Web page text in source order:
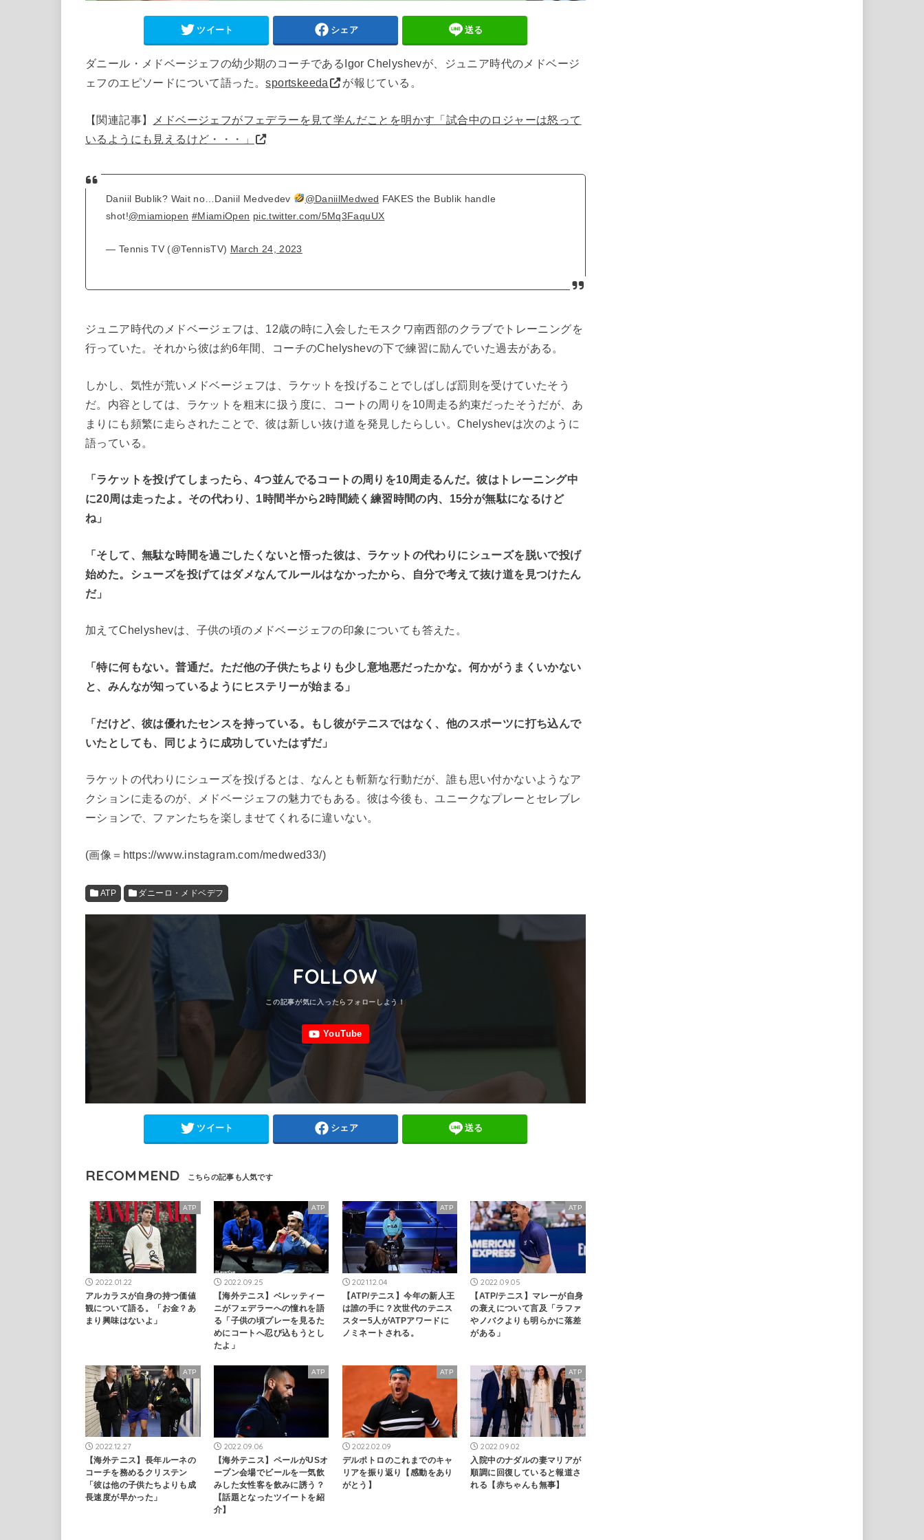
ツイート シェア 送る
ダニール・メドベージェフの幼少期のコーチであるIgor Chelyshevが、ジュニア時代のメドベージ
ェフのエピソードについて語った。sportskeeda が報じている。
【関連記事】
メドベージェフがフェデラーを見て学んだことを明かす「試合中のロジャーは怒って
いるようにも見えるけど・・・」
Daniil Bublik? Wait no…Daniil Medvedev @DaniilMedwed FAKES the Bublik handle
shot!@miamiopen #MiamiOpen pic.twitter.com/5Mq3FaquUX
— Tennis TV (@TennisTV) March 24, 2023
ジュニア時代のメドベージェフは、12歳の時に入会したモスクワ南西部のクラブでトレーニングを
行っていた。それから彼は約6年間、コーチのChelyshevの下で練習に励んでいた過去がある。
しかし、気性が荒いメドベージェフは、ラケットを投げることでしばしば罰則を受けていたそう
だ。内容としては、ラケットを粗末に扱う度に、コートの周りを10周走る約束だったそうだが、あ
まりにも頻繁に走らされたことで、彼は新しい抜け道を発見したらしい。Chelyshevは次のように
語っている。
「ラケットを投げてしまったら、4つ並んでるコートの周りを10周走るんだ。彼はトレーニング中
に20周は走ったよ。その代わり、1時間半から2時間続く練習時間の内、15分が無駄になるけど
ね」
「そして、無駄な時間を過ごしたくないと悟った彼は、ラケットの代わりにシューズを脱いで投げ
始めた。シューズを投げてはダメなんてルールはなかったから、自分で考えて抜け道を見つけたん
だ」
加えてChelyshevは、子供の頃のメドベージェフの印象についても答えた。
「特に何もない。普通だ。ただ他の子供たちよりも少し意地悪だったかな。何かがうまくいかない
と、みんなが知っているようにヒステリーが始まる」
「だけど、彼は優れたセンスを持っている。もし彼がテニスではなく、他のスポーツに打ち込んで
いたとしても、同じように成功していたはずだ」
ラケットの代わりにシューズを投げるとは、なんとも斬新な行動だが、誰も思い付かないようなア
クションに走るのが、メドベージェフの魅力でもある。彼は今後も、ユニークなプレーとセレブレ
ーションで、ファンたちを楽しませてくれるに違いない。
(画像＝https://www.instagram.com/medwed33/)
ATP ダニーロ・メドベデフ
FOLLOW
ツイート シェア 送る
RECOMMEND
ATP
2022.01.22
アルカラスが自身の持つ価値
観について語る。「お金？あ
まり興味はないよ」
ATP
2022.09.25
【海外テニス】ベレッティー
ニがフェデラーへの憧れを語
る「子供の頃プレーを見るた
めにコートへ忍び込もうとし
たよ」
ATP
2021.12.04
【ATP/テニス】今年の新人王
は誰の手に？次世代のテニス
スター5人がATPアワードに
ノミネートされる。
ATP
2022.09.05
【ATP/テニス】マレーが自身
の衰えについて言及「ラファ
やノバクよりも明らかに落差
がある」
ATP
2022.12.27
【海外テニス】長年ルーネの
コーチを務めるクリステン
「彼は他の子供たちよりも成
長速度が早かった」
ATP
2022.09.06
【海外テニス】ペールがUSオ
ープン会場でビールを一気飲
みした女性客を飲みに誘う？
【話題となったツイートを紹
介】
ATP
2022.02.09
デルポトロのこれまでのキャ
リアを振り返り【感動をあり
がとう】
ATP
2022.09.02
入院中のナダルの妻マリアが
順調に回復していると報道さ
れる【赤ちゃんも無事】